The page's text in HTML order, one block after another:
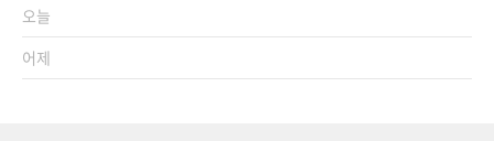
오늘
어제